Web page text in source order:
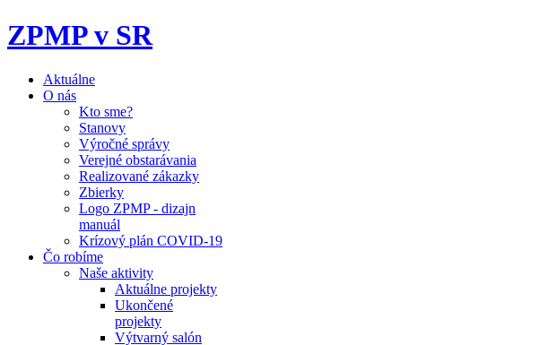
ZPMP v SR
Aktuálne
O nás
Kto sme?
Stanovy
Výročné správy
Verejné obstarávania
Realizované zákazky
Zbierky
Logo ZPMP - dizajn
manuál
Krízový plán COVID-19
Čo robíme
Naše aktivity
Aktuálne projekty
Ukončené
projekty
Výtvarný salón